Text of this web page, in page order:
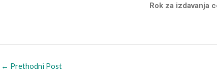
Rok za izdavanja
← Prethodni Post